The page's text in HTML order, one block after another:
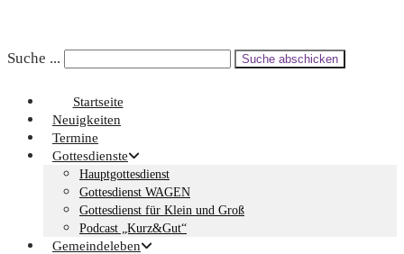
Suche ... Suche abschicken
Startseite
Neuigkeiten
Termine
Gottesdienste
Hauptgottesdienst
Gottesdienst WAGEN
Gottesdienst für Klein und Groß
Podcast „Kurz&Gut“
Gemeindeleben